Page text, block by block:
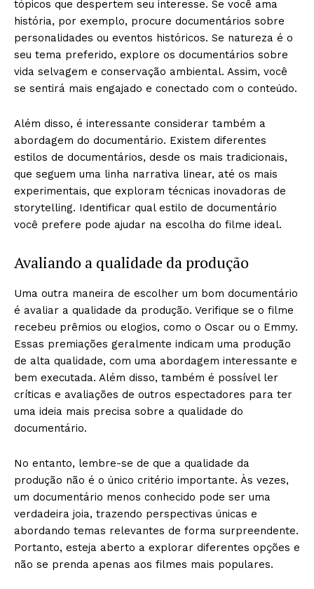
tópicos que despertem seu interesse. Se você ama
história, por exemplo, procure documentários sobre
personalidades ou eventos históricos. Se natureza é o
seu tema preferido, explore os documentários sobre
vida selvagem e conservação ambiental. Assim, você
se sentirá mais engajado e conectado com o conteúdo.
Além disso, é interessante considerar também a
abordagem do documentário. Existem diferentes
estilos de documentários, desde os mais tradicionais,
que seguem uma linha narrativa linear, até os mais
experimentais, que exploram técnicas inovadoras de
storytelling. Identificar qual estilo de documentário
você prefere pode ajudar na escolha do filme ideal.
Avaliando a qualidade da produção
Uma outra maneira de escolher um bom documentário
é avaliar a qualidade da produção. Verifique se o filme
recebeu prêmios ou elogios, como o Oscar ou o Emmy.
Essas premiações geralmente indicam uma produção
de alta qualidade, com uma abordagem interessante e
bem executada. Além disso, também é possível ler
críticas e avaliações de outros espectadores para ter
uma ideia mais precisa sobre a qualidade do
documentário.
No entanto, lembre-se de que a qualidade da
produção não é o único critério importante. Às vezes,
um documentário menos conhecido pode ser uma
verdadeira joia, trazendo perspectivas únicas e
abordando temas relevantes de forma surpreendente.
Portanto, esteja aberto a explorar diferentes opções e
não se prenda apenas aos filmes mais populares.